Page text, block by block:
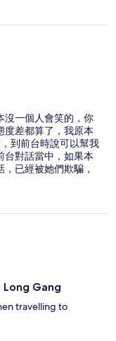
沒一個人會笑的，你
度差都算了，我原本
到前台時說可以幫我
台對話當中，如果本
已經被她們欺騙，
那邊，這
句，我也是在酒店
理不是應該先問客人
客人的時候，不是
時候說要換一間雙
，處事是這樣的
，只是不同的床型
hotels.com問取消
打過去酒店
，叫我早上8點後再
打過去，酒店的回
Gang
travelling to